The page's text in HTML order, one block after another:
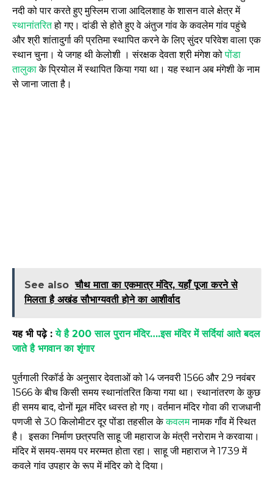
नदी को पार करते हुए मुस्लिम राजा आदिलशाह के शासन वाले क्षेत्र में
स्थानांतरितहो गए। दांडी से होते हुए वे अंतुज गांव के कवलेम गांव पहुंचे
और श्री शांतादुर्गा की प्रतिमा स्थापित करने के लिए सुंदर परिवेश वाला एक
स्थान चुना। ये जगह थी केलोशी । संरक्षक देवता श्री मंगेश कोपोंडा
तालुकाके प्रियोल में स्थापित किया गया था। यह स्थान अब मंगेशी के नाम
से जाना जाता है।
See also चौथ माता का एकमात्र मंदिर, यहाँ पूजा करने से
मिलता है अखंड सौभाग्यवती होने का आशीर्वाद
यह भी पढ़े :ये है 200 साल पुरान मंदिर….इस मंदिर में सर्दियां आते बदल
जाते है भगवान का शृंगार
पुर्तगाली रिकॉर्ड के अनुसार देवताओं को 14 जनवरी 1566 और 29 नवंबर
1566 के बीच किसी समय स्थानांतरित किया गया था। स्थानांतरण के कुछ
ही समय बाद, दोनों मूल मंदिर ध्वस्त हो गए। वर्तमान मंदिर गोवा की राजधानी
पणजी से 30 किलोमीटर दूर पोंडा तहसील केकवलमनामक गाँव में स्थित
है। इसका निर्माण छत्रपति साहू जी महाराज के मंत्री नरोराम ने करवाया।
मंदिर में समय-समय पर मरम्मत होता रहा। साहू जी महाराज ने 1739 में
कवले गांव उपहार के रूप में मंदिर को दे दिया।